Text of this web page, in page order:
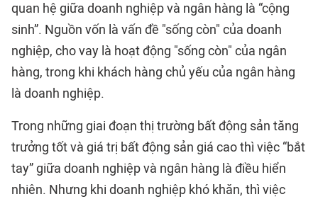
quan hệ giữa doanh nghiệp và ngân hàng là “cộng
sinh”. Nguồn vốn là vấn đề "sống còn" của doanh
nghiệp, cho vay là hoạt động "sống còn" của ngân
hàng, trong khi khách hàng chủ yếu của ngân hàng
là doanh nghiệp.
Trong những giai đoạn thị trường bất động sản tăng
trưởng tốt và giá trị bất động sản giá cao thì việc “bắt
tay” giữa doanh nghiệp và ngân hàng là điều hiển
nhiên. Nhưng khi doanh nghiệp khó khăn, thì việc